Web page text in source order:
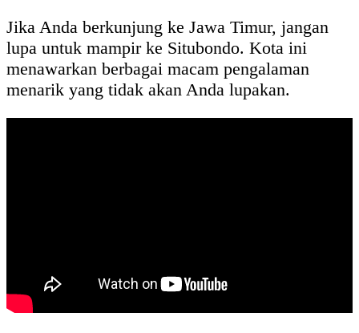
Jika Anda berkunjung ke Jawa Timur, jangan
lupa untuk mampir ke Situbondo. Kota ini
menawarkan berbagai macam pengalaman
menarik yang tidak akan Anda lupakan.